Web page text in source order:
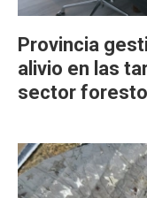
Provincia
alivio en las
sector